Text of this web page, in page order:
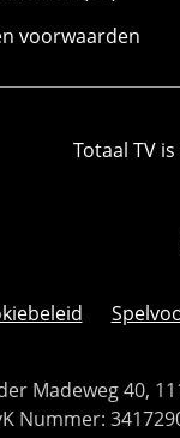
voorwaarden
Totaal TV
Madeweg 40,
Nummer: